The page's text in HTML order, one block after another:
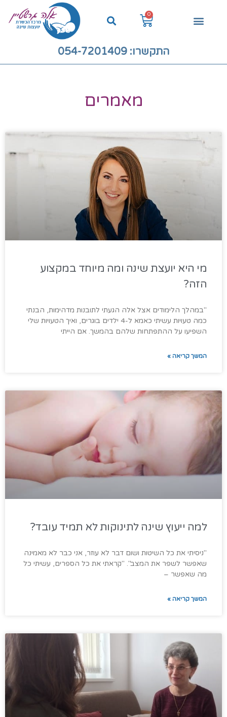
0
התקשרו: 054-7201409
מאמרים
מי היא יועצת שינה ומה מיוחד במקצוע
הזה?
"במהלך הלימודים אצל אלה הגעתי לתובנות מדהימות, הבנתי
כמה טעויות עשיתי כאמא ל-4 ילדים בוגרים, ואיך הטעויות שלי
השפיעו על ההתפתחות שלהם בהמשך. אם הייתי
המשך קריאה »
למה ייעוץ שינה לתינוקות לא תמיד עובד?
"ניסיתי את כל השיטות ושום דבר לא עוזר, אני כבר לא מאמינה
שאפשר לשפר את המצב". "קראתי את כל הספרים, עשיתי כל
מה שאפשר –
המשך קריאה »